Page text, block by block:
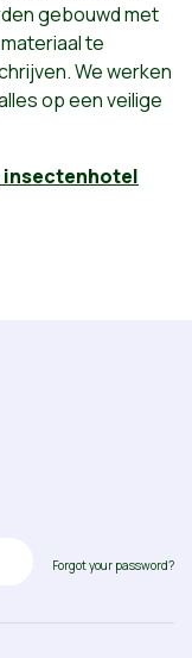
gebouwd met
te
We werken
op een veilige
insectenhotel
Forgot your password?